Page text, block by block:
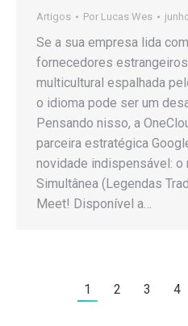
Artigos Por Lucas Wes
Se a sua empresa lida
fornecedores
multicultural espalhada
o idioma pode ser um
Pensando nisso, a
parceira estratégica
novidade indispensável: o
Simultânea (Legendas
Meet! Disponível a…
1 2 3 4